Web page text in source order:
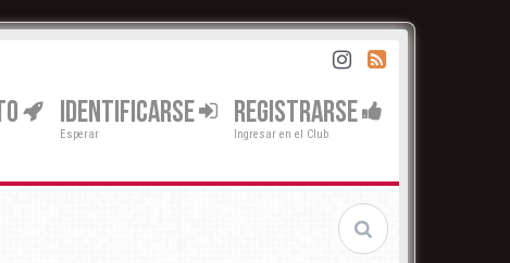
IDENTIFICARSE
Esperar
REGISTRARSE
Ingresar en el Club